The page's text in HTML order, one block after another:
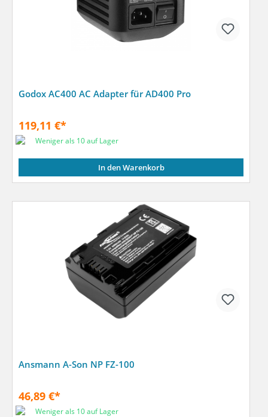
Godox AC400 AC Adapter für AD400 Pro
119,11 €*
Weniger als 10 auf Lager
In den Warenkorb
Ansmann A-Son NP FZ-100
46,89 €*
Weniger als 10 auf Lager